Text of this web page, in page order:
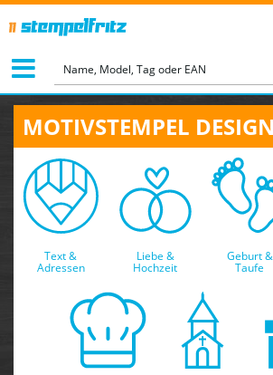
MOTIVSTEMPEL
Text &
Adressen
Liebe &
Hochzeit
Geburt &
Taufe